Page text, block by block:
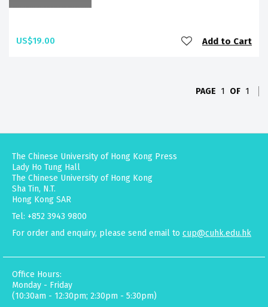
US$19.00 Add to Cart
PAGE 1 OF 1
The Chinese University of Hong Kong Press
Lady Ho Tung Hall
The Chinese University of Hong Kong
Sha Tin, N.T.
Hong Kong SAR
Tel: +852 3943 9800
For order and enquiry, please send email to cup@cuhk.edu.hk
Office Hours:
Monday - Friday
(10:30am - 12:30pm; 2:30pm - 5:30pm)